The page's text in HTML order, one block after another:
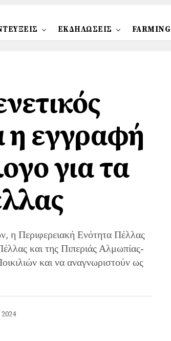
ΕΚΔΗΛΩΣΕΙΣ FARMING
η εγγραφή
για τα
η Περιφερειακή Ενότητα Πέλλας
και της Πιπεριάς Αλμωπίας-
και να αναγνωριστούν ως